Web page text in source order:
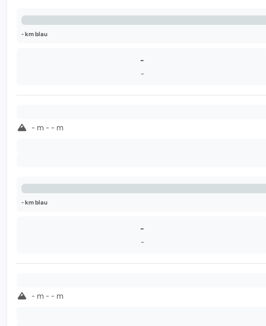
- km blau
-
-
- m - - m
- km blau
-
-
- m - - m